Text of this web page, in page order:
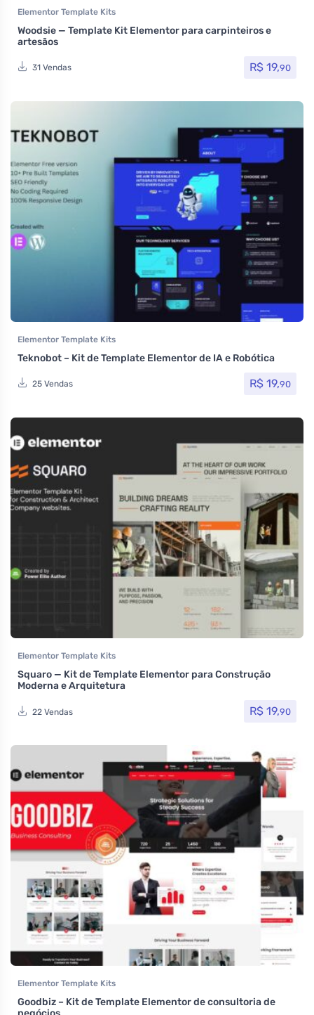
Elementor Template Kits
Woodsie — Template Kit Elementor para carpinteiros e
artesãos
31 Vendas R$ 19,90
Elementor Template Kits
Teknobot – Kit de Template Elementor de IA e Robótica
25 Vendas R$ 19,90
Elementor Template Kits
Squaro — Kit de Template Elementor para Construção
Moderna e Arquitetura
22 Vendas R$ 19,90
Elementor Template Kits
Goodbiz – Kit de Template Elementor de consultoria de